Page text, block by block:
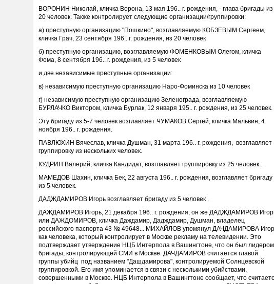
ВОРОНИН Николай, кличка Ворона, 13 мая 196.. г. рождения, - глава бригады из
20 человек. Также контролирует следующие организации/группировки:
а) преступную организацию "Пошкино", возглавляемую КОБЗЕВЫМ Сергеем,
кличка Грач, 23 сентября 196.. г. рождения, из 20 человек
б) преступную организацию, возглавляемую ФОМЕНКОВЫМ Олегом, кличка
Фома, 8 сентября 196.. г. рождения, из 5 человек
и две независимые преступные организации:
в) независимую преступную организацию Наро-Фоминска из 10 человек
г) независимую преступную организацию Зеленограда, возглавляемую
БУРЛАЧКО Виктором, кличка Бурлак, 12 января 195.. г. рождения, из 25 человек.
Эту бригаду из 5-7 человек возглавляет ЧУМАКОВ Сергей, кличка Мальвин, 4
ноября 196.. г. рождения.
ПАВЛЮХИН Вячеслав, кличка Душман, 31 марта 196.. г. рождения, возглавляет
группировку из нескольких человек.
КУДРИН Валерий, кличка Кандидат, возглавляет группировку из 25 человек..
МАМЕДОВ Шахин, кличка Бек, 22 августа 196.. г. рождения, возглавляет бригаду
из 5 человек.
ДАДЖДАМИРОВ Игорь возглавляет бригаду из 5 человек .
ДАЖДАМИРОВ Игорь, 21 декабря 196.. г. рождения, он же ДАДЖДАМИРОВ
или ДАЖДОМИРОВ, кличка Даждамир, Дадждамир, Душман, владелец
российского паспорта 43 № 49648... МИХАЙЛОВ упомянул ДАЧДАМИРОВА
как человека, который контролирует в Москве рекламу на телевидении. Это
подтверждает утверждение НЦБ Интерпола в Вашингтоне, что он был лидером
бригады, контролирующей СМИ в Москве. ДАЧДАМИРОВ считается главой
группы убийц под названием "Дашдамирова", контролируемой Солнцевской
группировкой. Его имя упоминается в связи с несколькими убийствами,
совершенными в Москве. НЦБ Интерпола в Вашингтоне сообщает, что